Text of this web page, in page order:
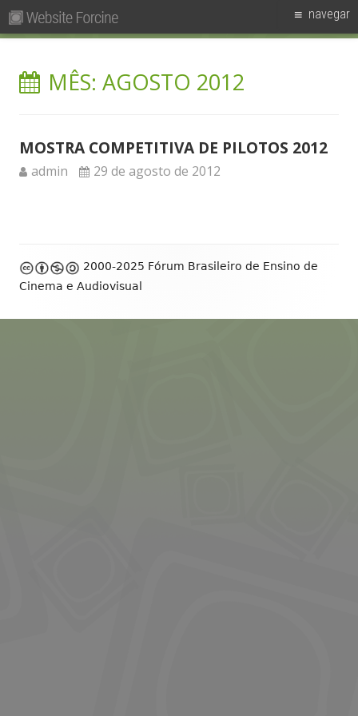
content
Primary
navegar
Pesquisar
por:
MÊS: AGOSTO 2012
MOSTRA COMPETITIVA DE PILOTOS 2012
Author
admin
Published
29 de agosto de 2012
Footer
Content
2000-2025 Fórum Brasileiro de Ensino de
Cinema e Audiovisual